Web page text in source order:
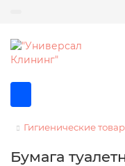
Гигиенические
Бумага